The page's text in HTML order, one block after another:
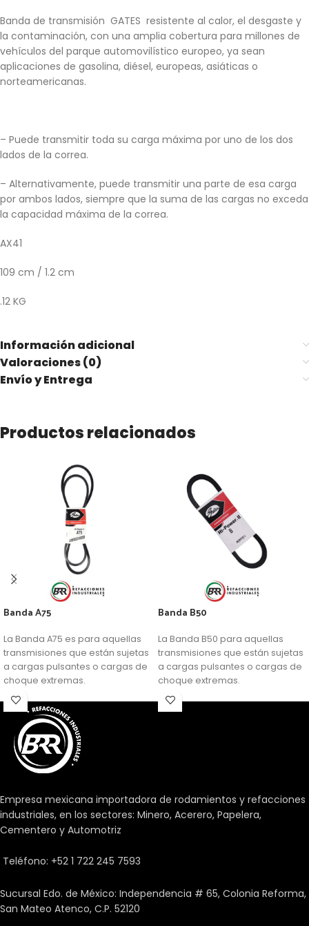
Banda de transmisión GATES resistente al calor, el desgaste y
la contaminación, con una amplia cobertura para millones de
vehículos del parque automovilístico europeo, ya sean
aplicaciones de gasolina, diésel, europeas, asiáticas o
norteamericanas.
– Puede transmitir toda su carga máxima por uno de los dos
lados de la correa.
– Alternativamente, puede transmitir una parte de esa carga
por ambos lados, siempre que la suma de las cargas no exceda
la capacidad máxima de la correa.
AX41
109 cm / 1.2 cm
.12 KG
Información adicional
Valoraciones (0)
Envío y Entrega
Productos relacionados
Banda A75
La Banda A75 es para aquellas
transmisiones que están sujetas
a cargas pulsantes o cargas de
choque extremas.
Banda B50
La Banda B50 para aquellas
transmisiones que están sujetas
a cargas pulsantes o cargas de
choque extremas.
Empresa mexicana importadora de rodamientos y refacciones
industriales, en los sectores: Minero, Acerero, Papelera,
Cementero y Automotriz
Teléfono: +52 1 722 245 7593
Sucursal Edo. de México: Independencia # 65, Colonia Reforma,
San Mateo Atenco, C.P. 52120